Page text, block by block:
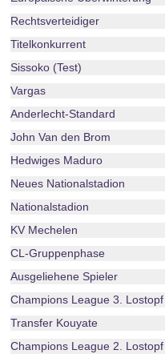
Rechtsverteidiger
Titelkonkurrent
Sissoko (Test)
Vargas
Anderlecht-Standard
John Van den Brom
Hedwiges Maduro
Neues Nationalstadion
Nationalstadion
KV Mechelen
CL-Gruppenphase
Ausgeliehene Spieler
Champions League 3. Lostopf
Transfer Kouyate
Champions League 2. Lostopf